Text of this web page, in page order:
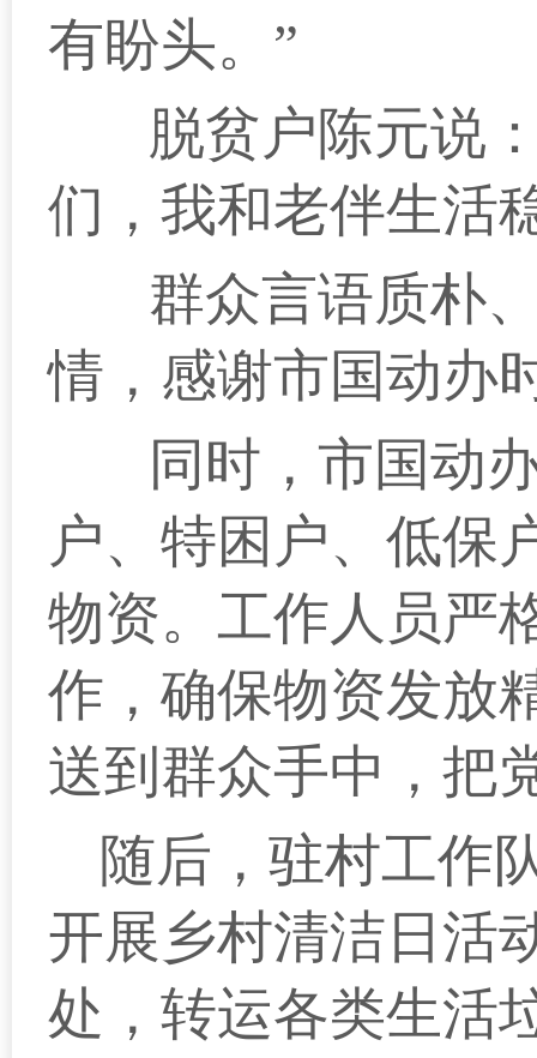
有盼头。”
脱贫户陈元说
们，我和老伴生活
群众言语质朴
情，感谢市国动办
同时，市国动
户、特困户、低保
物资。工作人员严
作，确保物资发放
送到群众手中，把
随后，驻村工作
开展乡村清洁日活
处，转运各类生活